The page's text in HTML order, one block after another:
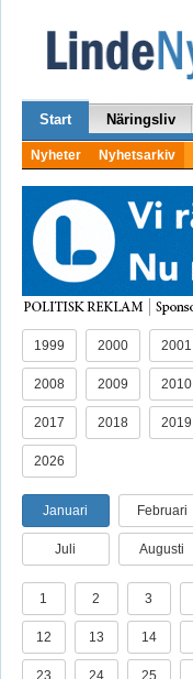
Start Näringsliv
Nyheter Nyhetsarkiv
1999 2000 2001
2008 2009 2010
2017 2018 2019
2026
Januari Februari
Juli Augusti
1 2 3
12 13 14
23 24 25